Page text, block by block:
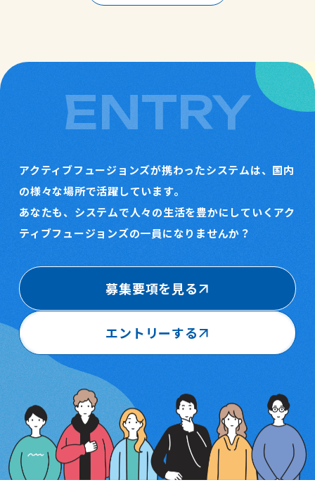
ENTRY
アクティブフュージョンズが携わったシステムは、国内
の様々な場所で活躍しています。
あなたも、システムで人々の生活を豊かにしていくアク
ティブフュージョンズの一員になりませんか？
募集要項を見る
エントリーする